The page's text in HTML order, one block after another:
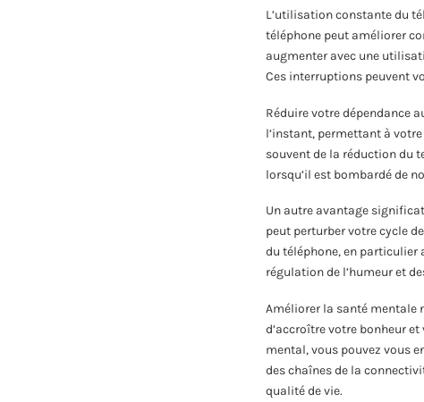
L’utilisation constante du
téléphone peut améliorer
augmenter avec une
Ces interruptions peuvent
Réduire votre dépendance
l’instant, permettant à
souvent de la réduction du
lorsqu’il est bombardé de
Un autre avantage
peut perturber votre cycle
du téléphone, en particulier
régulation de l’humeur et
Améliorer la santé mentale
d’accroître votre bonheur
mental, vous pouvez vous
des chaînes de la
qualité de vie.